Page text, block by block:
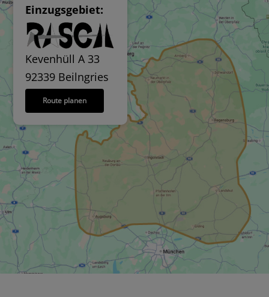
Einzugsgebiet:
Kevenhüll A 33
92339 Beilngries
Route planen